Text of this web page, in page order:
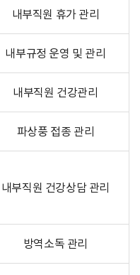
내부직원 휴가 관리
내부규정 운영 및 관리
내부직원 건강관리
파상풍 접종 관리
내부직원 건강상담 관리
방역소독 관리